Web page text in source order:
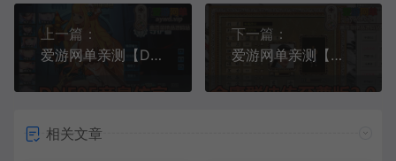
上一篇：
爱游网单亲测【DNF95】单机版守护者 魔枪士 配套图文攻略 内辅 GM后台视频安装教学虚拟机一键端
下一篇：
爱游网单亲测【金庸群侠传】单机版至尊2.0带辅助 GM控制台可发物品装备 点券 虚拟机一键端-金庸2.0
相关文章